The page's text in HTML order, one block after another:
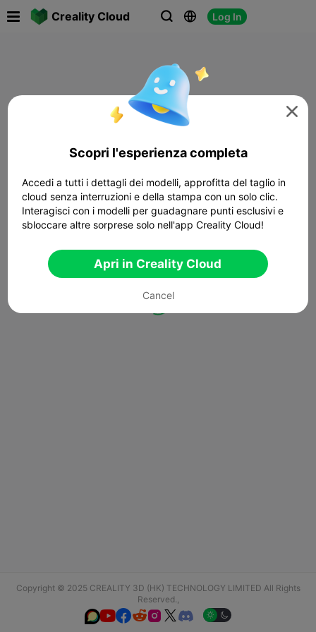
Creality Cloud   Log In
Copyright © 2025 CREALITY 3D (HK) TECHNOLOGY LIMITED All Rights
Reserved.,
  

Scopri l'esperienza completa
Accedi a tutti i dettagli dei modelli, approfitta del taglio in
cloud senza interruzioni e della stampa con un solo clic.
Interagisci con i modelli per guadagnare punti esclusivi e
sbloccare altre sorprese solo nell'app Creality Cloud!
Apri in Creality Cloud
Cancel